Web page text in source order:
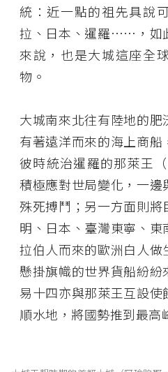
統：近一點的祖先具說
拉、日本、暹羅……，如
來說，也是大城這座全
物。
大城南來北往有陸地的肥
有著遠洋而來的海上商船
彼時統治暹羅的那萊王
積極應對世局變化，一
殊死搏鬥；另一方面則
明、日本、臺灣東寧、
拉伯人而來的歐洲白人做
懸掛旗幟的世界貨船紛
易十四亦與那萊王互設
順水地，將國勢推到最高